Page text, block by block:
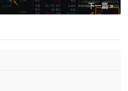
下一篇 »